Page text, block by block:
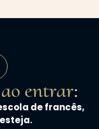
entrar:
de francês,